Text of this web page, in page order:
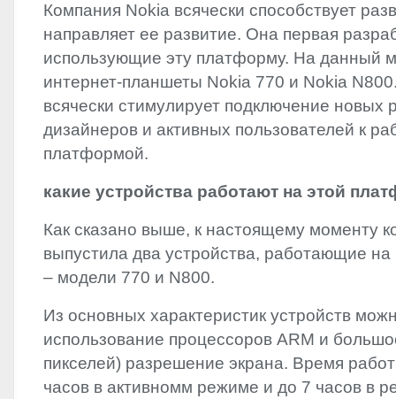
Компания Nokia всячески способствует
направляет ее развитие. Она первая
использующие эту платформу. На данный
интернет-планшеты Nokia 770 и Nokia
всячески стимулирует подключение новых
дизайнеров и активных пользователей к
платформой.
какие устройства работают на этой
Как сказано выше, к настоящему моменту
выпустила два устройства, работающие
– модели 770 и N800.
Из основных характеристик устройств
использование процессоров ARM и
пикселей) разрешение экрана. Время
часов в активномм режиме и до 7 часов в